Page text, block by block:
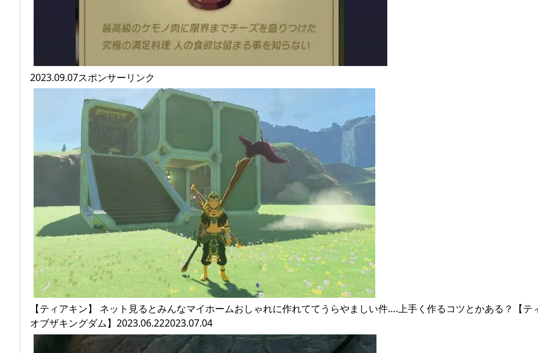
2023.09.07スポンサーリンク
【ティアキン】 ネット見るとみんなマイホームおしゃれに作れててうらやましい件….上手く作るコツとかある？【テ
オブザキングダム】2023.06.222023.07.04